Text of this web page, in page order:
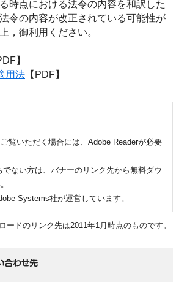
時点における法令の内容を和訳した
令の内容が改正されている可能性が
，御利用ください。
】
用法 【PDF】
覧いただく場合には、Adobe Readerが必要
でない方は、バナーのリンク先から無料ダウ
Systems社が運営しています。
ドのリンク先は2011年1月時点のものです。